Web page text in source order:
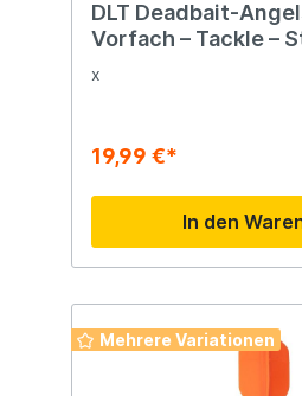
DLT Deadbait-
Vorfach – Tackle –
x
19,99 €*
In den
Mehrere Variationen